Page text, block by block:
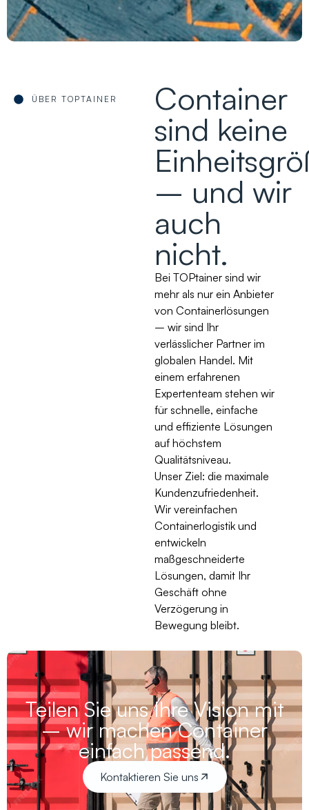
ÜBER TOPTAINER
Container
sind keine
– und wir
auch
nicht.
Bei TOPtainer sind wir
mehr als nur ein Anbieter
von Containerlösungen
– wir sind Ihr
verlässlicher Partner im
globalen Handel. Mit
einem erfahrenen
Expertenteam stehen wir
für schnelle, einfache
und effiziente Lösungen
auf höchstem
Qualitätsniveau.
Unser Ziel: die maximale
Kundenzufriedenheit.
Wir vereinfachen
Containerlogistik und
entwickeln
maßgeschneiderte
Lösungen, damit Ihr
Geschäft ohne
Verzögerung in
Bewegung bleibt.
Teilen Sie uns Ihre Vision mit
– wir machen Container
einfach passend.
Kontaktieren Sie uns